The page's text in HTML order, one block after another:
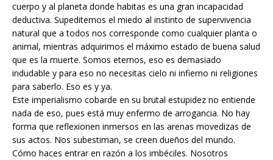
cuerpo y al planeta donde habitas es una gran incapacidad
deductiva. Supeditemos el miedo al instinto de supervivencia
natural que a todos nos corresponde como cualquier planta o
animal, mientras adquirimos el máximo estado de buena salud
que es la muerte. Somos eternos, eso es demasiado
indudable y para eso no necesitas cielo ni infierno ni religiones
para saberlo. Eso es y ya.
Este imperialismo cobarde en su brutal estupidez no entiende
nada de eso, pues está muy enfermo de arrogancia. No hay
forma que reflexionen inmersos en las arenas movedizas de
sus actos. Nos subestiman, se creen dueños del mundo.
Cómo haces entrar en razón a los imbéciles. Nosotros